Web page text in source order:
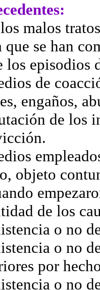
malos
que se han
los episodios
de
engaños,
de los
objeto
de los
o no
o no
por
o no